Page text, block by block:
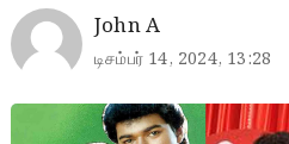
John A
டிசம்பர் 14, 2024, 13:28